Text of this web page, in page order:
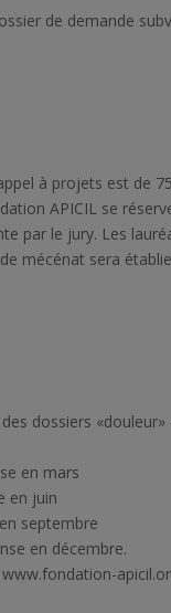
de demande
à projets est de
APICIL se
par le jury. Les
mécénat sera
dossiers «douleur»
en mars
en juin
septembre
en décembre.